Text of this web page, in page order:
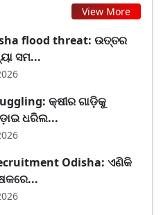
View More
flood threat: ଉତ୍ତର
ସମ...
କ୍ଷୀର ଗାଡ଼ିକୁ
ଧରିଲ...
Odisha: ଏଣିକି